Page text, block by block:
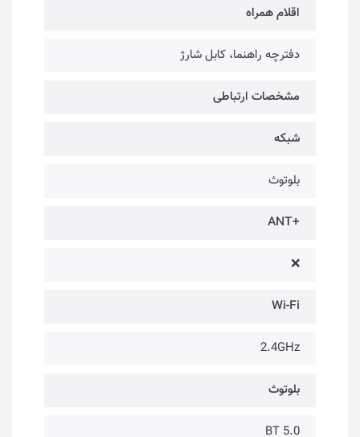
اقلام همراه
دفترچه راهنما، کابل شارژ
مشخصات ارتباطی
شبکه
بلوتوث
+ANT
❌
Wi-Fi
2.4GHz
بلوتوث
BT 5.0